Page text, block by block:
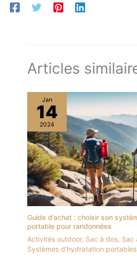
Articles
Jan
14
2024
Guide d’achat : choisir son
portable pour randonnées
Activités outdoor, Sac à dos, Sac
Systèmes d'hydratation portables